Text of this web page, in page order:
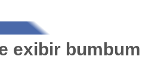
exibir bumbum